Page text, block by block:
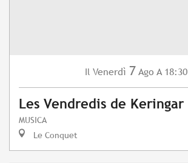
Il Venerdì 7 Ago A 18:30
Les Vendredis de Keringar
MUSICA
Le Conquet